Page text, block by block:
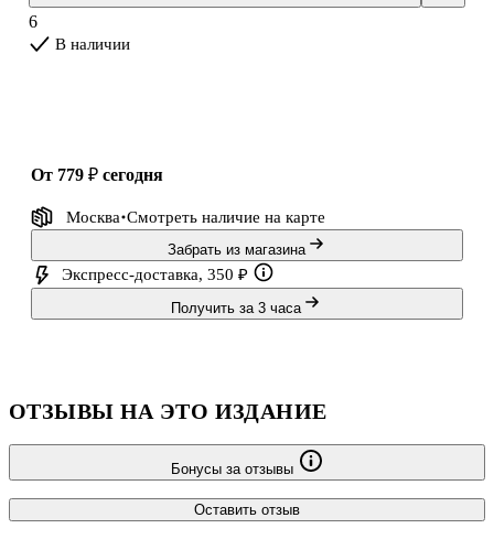
судьбы своих подруг и знакомых и тем самым порой попадая
впросак. При этом, занимаясь чужой личной жизнью, Эмма чуть
6
В наличии
от 779 ₽ сегодня
Москва Смотреть наличие на карте
Забрать из магазина
Экспресс-доставка, 350 ₽
Получить за 3 часа
ОТЗЫВЫ НА ЭТО ИЗДАНИЕ
Бонусы за отзывы
Оставить отзыв